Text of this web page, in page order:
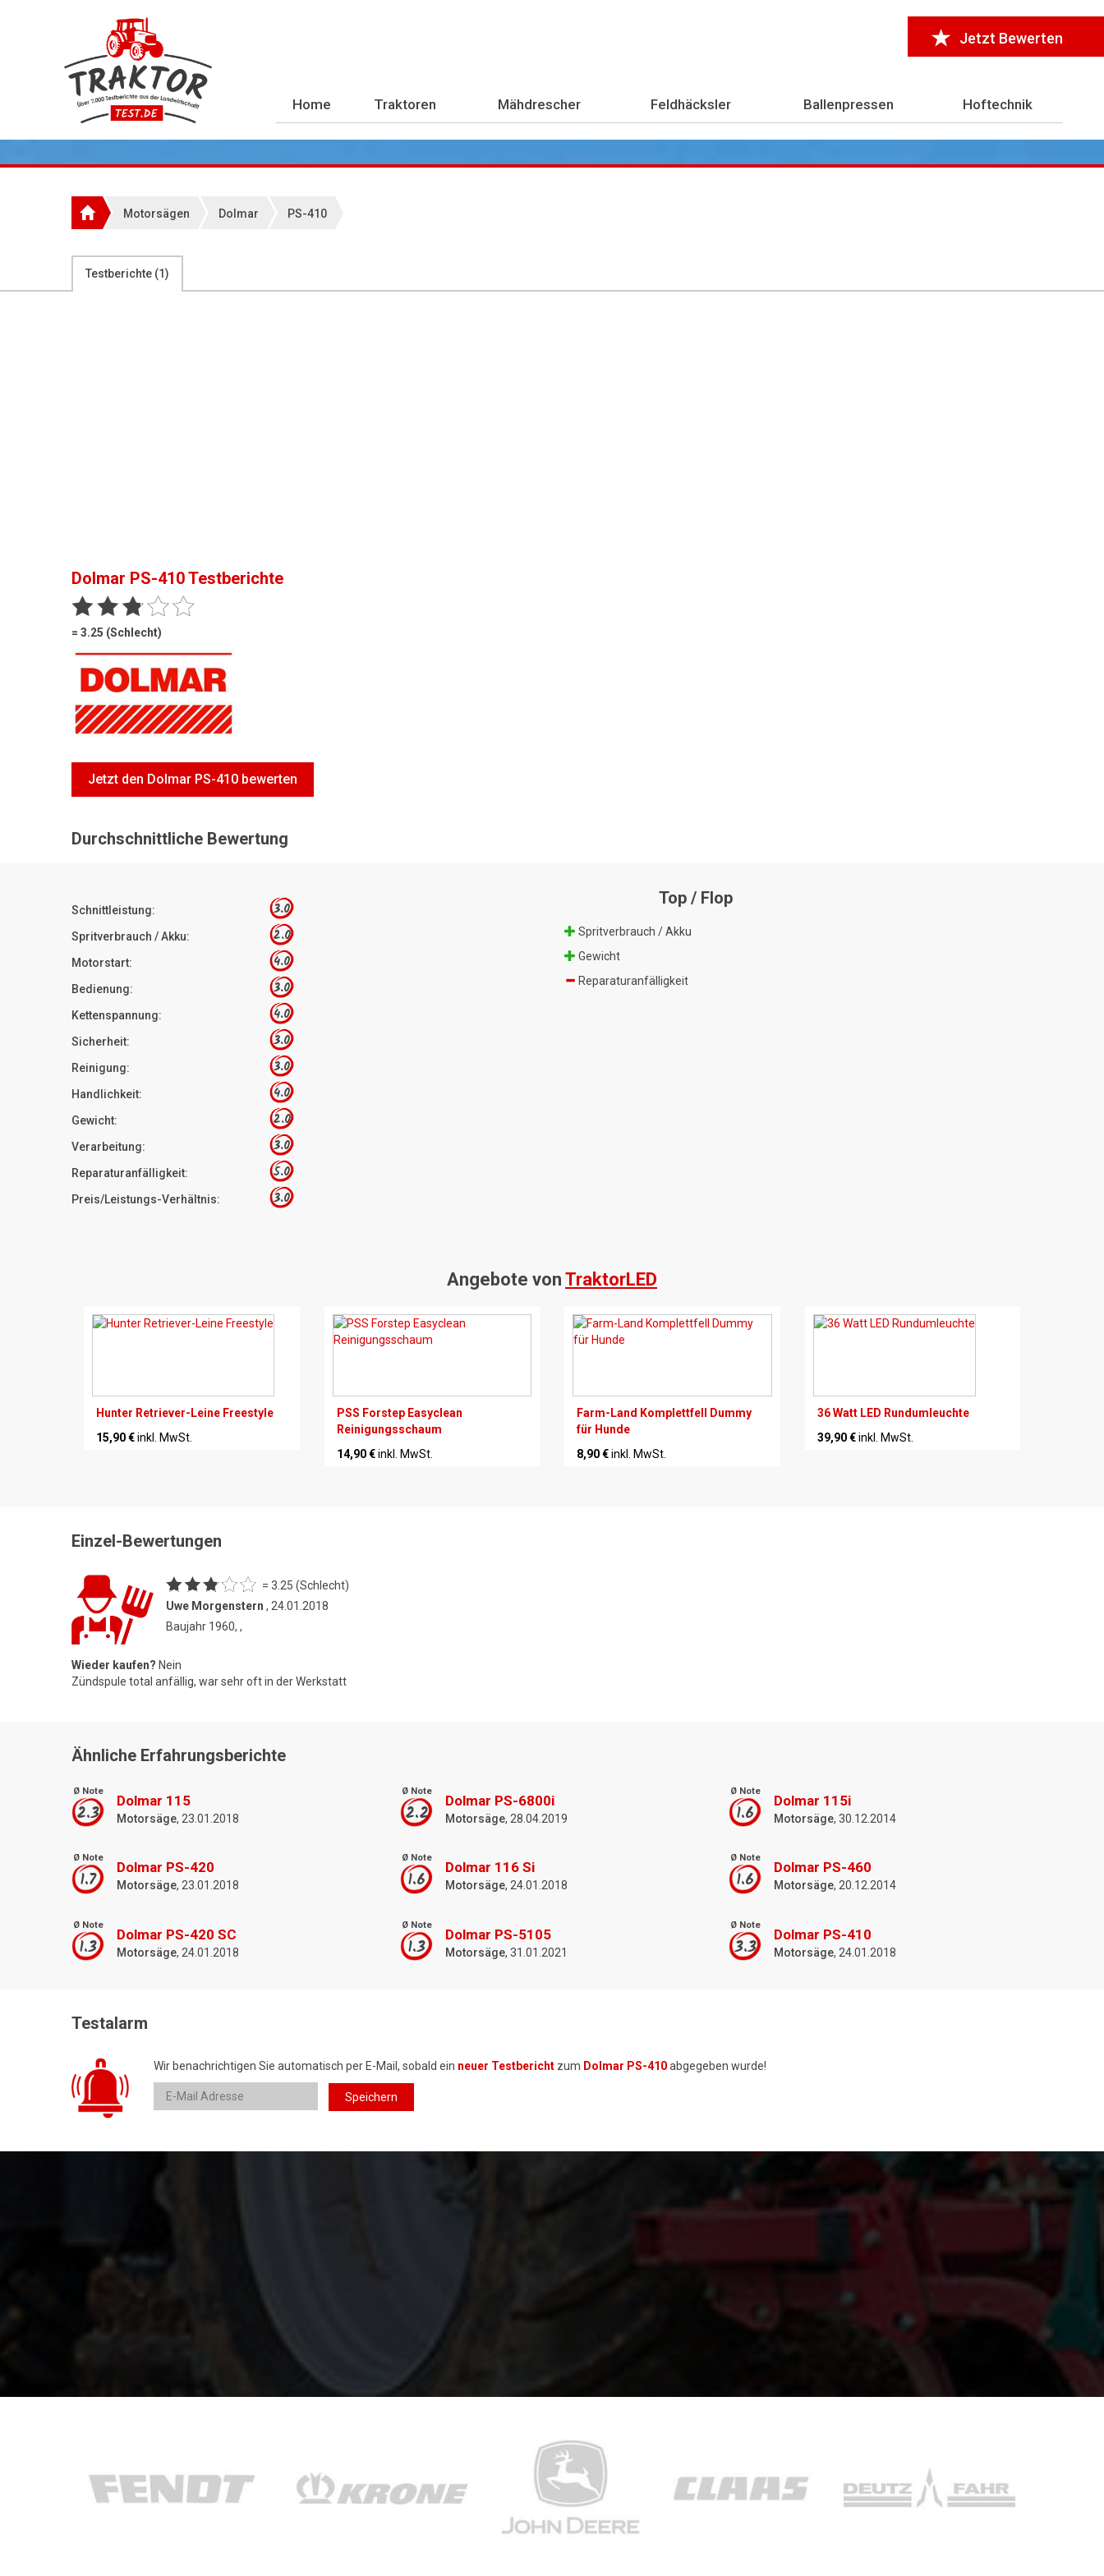
Jetzt Bewerten
Home Traktoren Mähdrescher Feldhäcksler Ballenpressen Hoftechnik
Motorsägen Dolmar PS-410
Testberichte (1)
Dolmar PS-410Testberichte
= 3.25 (Schlecht)
Jetzt den Dolmar PS-410 bewerten
Durchschnittliche Bewertung
Schnittleistung: 3.0
Spritverbrauch / Akku: 2.0
Motorstart: 4.0
Bedienung: 3.0
Kettenspannung: 4.0
Sicherheit: 3.0
Reinigung: 3.0
Handlichkeit: 4.0
Gewicht: 2.0
Verarbeitung: 3.0
Reparaturanfälligkeit: 5.0
Preis/Leistungs-Verhältnis: 3.0
Top / Flop
Spritverbrauch / Akku
Gewicht
Reparaturanfälligkeit
Angebote von TraktorLED
Hunter Retriever-Leine Freestyle
15,90 €inkl. MwSt.
PSS Forstep Easyclean
Reinigungsschaum
14,90 € inkl. MwSt.
Farm-Land Komplettfell Dummy
für Hunde
8,90 €inkl. MwSt.
36 Watt LED Rundumleuchte
39,90 € inkl. MwSt.
Einzel-Bewertungen
= 3.25 (Schlecht)
Uwe Morgenstern , 24.01.2018
Baujahr 1960, ,
Wieder kaufen? Nein
Zündspule total anfällig, war sehr oft in der Werkstatt
Ähnliche Erfahrungsberichte
Ø Note
2.3
Dolmar 115
Motorsäge, 23.01.2018
Ø Note
2.2
Dolmar PS-6800i
Motorsäge, 28.04.2019
Ø Note
1.6
Dolmar 115i
Motorsäge, 30.12.2014
Ø Note
1.7
Dolmar PS-420
Motorsäge, 23.01.2018
Ø Note
1.6
Dolmar 116 Si
Motorsäge, 24.01.2018
Ø Note
1.6
Dolmar PS-460
Motorsäge, 20.12.2014
Ø Note
1.3
Dolmar PS-420 SC
Motorsäge, 24.01.2018
Ø Note
1.3
Dolmar PS-5105
Motorsäge, 31.01.2021
Ø Note
3.3
Dolmar PS-410
Motorsäge, 24.01.2018
Testalarm
Wir benachrichtigen Sie automatisch per E-Mail, sobald ein neuer Testbericht zum Dolmar PS-410abgegeben wurde!
Speichern